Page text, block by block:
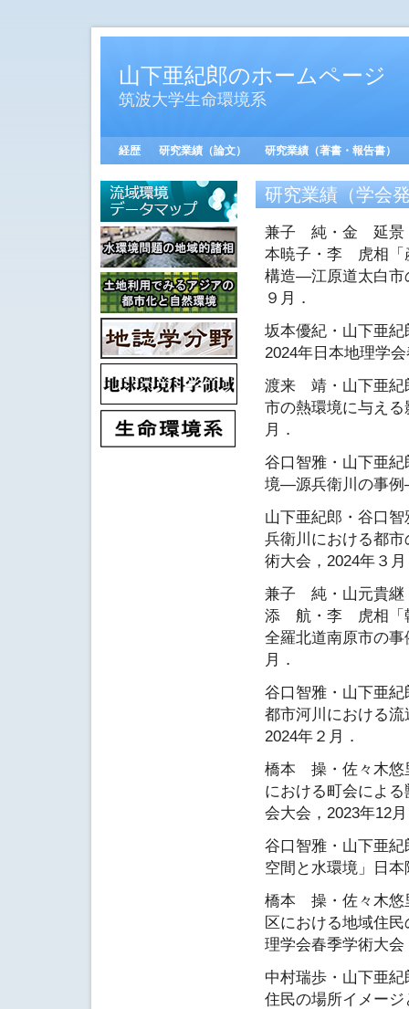
山下亜紀郎のホームページ
筑波大学生命環境系
経歴 研究業績（論文） 研究業績（著書・報告書）
研究業績（学会
兼子 純・金 延景
本暁子・李 虎相「
構造―江原道太白市
９月．
坂本優紀・山下亜
2024年日本地理学
渡来 靖・山下亜紀
市の熱環境に与え
月．
谷口智雅・山下亜
境―源兵衛川の事例
山下亜紀郎・谷口
兵衛川における都
術大会，2024年３
兼子 純・山元貴継
添 航・李 虎相「
全羅北道南原市の
月．
谷口智雅・山下亜
都市河川における
2024年２月．
橋本 操・佐々木悠
における町会によ
会大会，2023年12
谷口智雅・山下亜
空間と水環境」日
橋本 操・佐々木悠
区における地域住
理学会春季学術大
中村瑞歩・山下亜
住民の場所イメー